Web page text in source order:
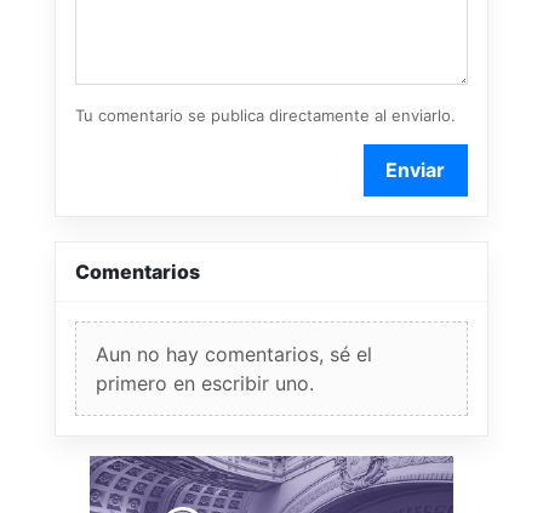
Tu comentario se publica directamente al enviarlo.
Enviar
Comentarios
Aun no hay comentarios, sé el
primero en escribir uno.